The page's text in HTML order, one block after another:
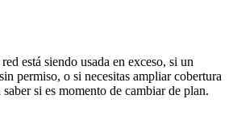
está siendo usada en exceso, si un
permiso, o si necesitas ampliar cobertura
si es momento de cambiar de plan.